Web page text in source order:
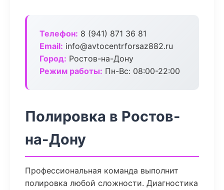
Телефон: 8 (941) 871 36 81
Email: info@avtocentrforsaz882.ru
Город: Ростов-на-Дону
Режим работы: Пн-Вс: 08:00-22:00
Полировка в Ростов-
на-Дону
Профессиональная команда выполнит
полировка любой сложности. Диагностика